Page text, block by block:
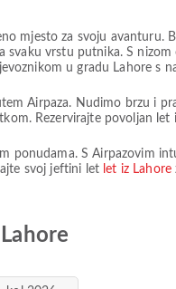
mjesto za svoju
vrstu putnika. S
u gradu Lahore s
Airpaza. Nudimo brzu i
Rezervirajte povoljan let
ponudama. S Airpazovim
svoj jeftini let let iz Lahore